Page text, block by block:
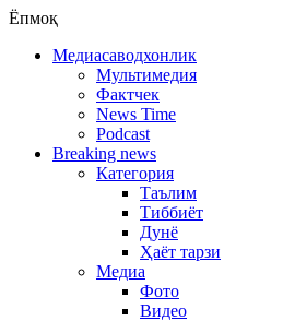
Ёпмоқ
Медиасаводхонлик
Мультимедия
Фактчек
News Time
Podcast
Breaking news
Категория
Таълим
Тиббиёт
Дунё
Ҳаёт тарзи
Медиа
Фото
Видео